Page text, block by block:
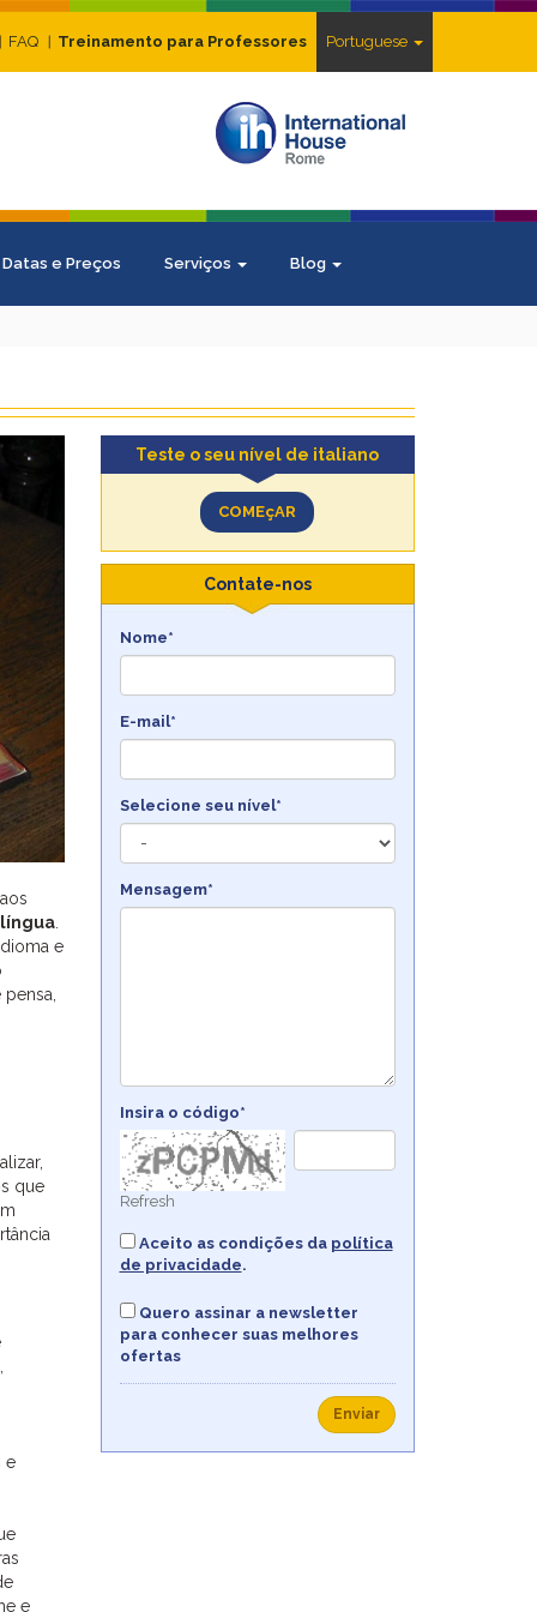
FAQ Treinamento para Professores Portuguese
Datas e Preços Serviços Blog
e
que
e
e
Teste o seu nível de italiano
COMEçAR
Contate-nos
Nome*
E-mail*
Selecione seu nível*
Mensagem*
Insira o código*
Refresh
Aceito as condições da política
de privacidade.
Quero assinar a newsletter
para conhecer suas melhores
ofertas
Enviar